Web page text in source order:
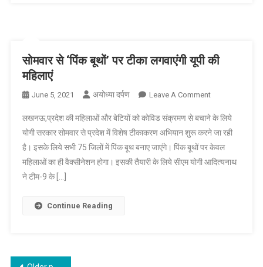
कार्यों
को
सोमवार से ‘पिंक बूथों’ पर टीका लगवाएंगी यूपी की
महिलाएं
June 5, 2021 अयोध्या दर्पण Leave A CommentOn
से
‘पिंक
बूथों’
पर
लखनऊ,प्रदेश की महिलाओं और बेटियों को कोविड संक्रमण से बचाने के लिये
योगी सरकार सोमवार से प्रदेश में विशेष टीकाकरण अभियान शुरू करने जा रही
है। इसके लिये सभी 75 जिलों में पिंक बूथ बनाए जाएंगे। पिंक बूथों पर केवल
महिलाओं का ही वैक्सीनेशन होगा। इसकी तैयारी के लिये सीएम योगी आदित्यनाथ
ने टीम-9 के […]
Continue Reading